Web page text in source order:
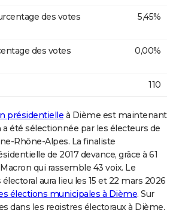
des votes
5,45%
des votes
0,00%
110
présidentielle à Dième est maintenant
été sélectionnée par les électeurs de
Rhône-Alpes. La finaliste
de 2017 devance, grâce à 61
qui rassemble 43 voix. Le
aura lieu les 15 et 22 mars 2026
élections municipales à Dième. Sur
dans les registres électoraux à Dième,